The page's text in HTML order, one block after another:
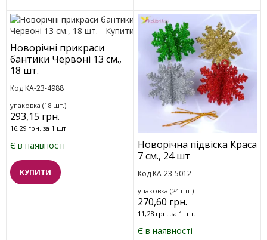
Новорічні прикраси
бантики Червоні 13 см.,
18 шт.
Код KA-23-4988
упаковка (18 шт.)
293,15 грн.
16,29 грн. за 1 шт.
Є в наявності
КУПИТИ
Новорічна підвіска Краса
7 см., 24 шт
Код KA-23-5012
упаковка (24 шт.)
270,60 грн.
11,28 грн. за 1 шт.
Є в наявності